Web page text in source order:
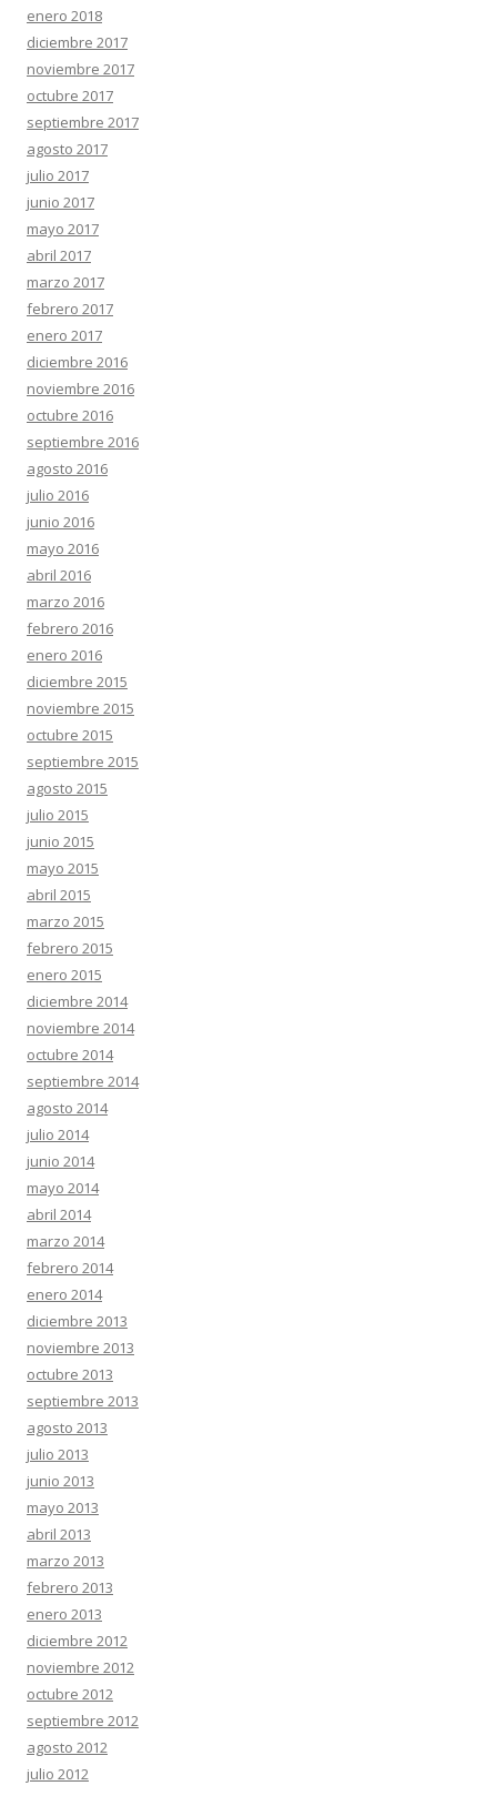
enero 2018
diciembre 2017
noviembre 2017
octubre 2017
septiembre 2017
agosto 2017
julio 2017
junio 2017
mayo 2017
abril 2017
marzo 2017
febrero 2017
enero 2017
diciembre 2016
noviembre 2016
octubre 2016
septiembre 2016
agosto 2016
julio 2016
junio 2016
mayo 2016
abril 2016
marzo 2016
febrero 2016
enero 2016
diciembre 2015
noviembre 2015
octubre 2015
septiembre 2015
agosto 2015
julio 2015
junio 2015
mayo 2015
abril 2015
marzo 2015
febrero 2015
enero 2015
diciembre 2014
noviembre 2014
octubre 2014
septiembre 2014
agosto 2014
julio 2014
junio 2014
mayo 2014
abril 2014
marzo 2014
febrero 2014
enero 2014
diciembre 2013
noviembre 2013
octubre 2013
septiembre 2013
agosto 2013
julio 2013
junio 2013
mayo 2013
abril 2013
marzo 2013
febrero 2013
enero 2013
diciembre 2012
noviembre 2012
octubre 2012
septiembre 2012
agosto 2012
julio 2012